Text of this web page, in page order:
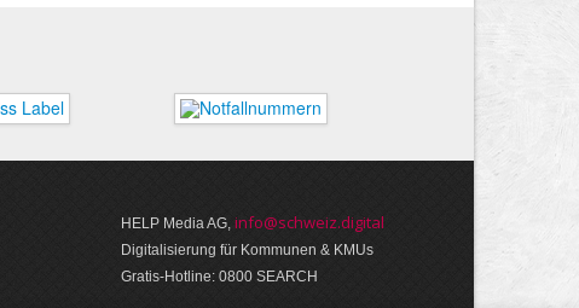
HELP Media AG,info@schweiz.digital
Digitalisierung für Kommunen & KMUs
Gratis-Hotline: 0800 SEARCH